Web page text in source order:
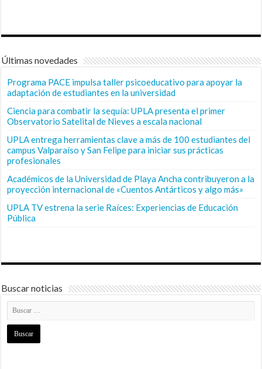
Últimas novedades
Programa PACE impulsa taller psicoeducativo para apoyar la
adaptación de estudiantes en la universidad
Ciencia para combatir la sequía: UPLA presenta el primer
Observatorio Satelital de Nieves a escala nacional
UPLA entrega herramientas clave a más de 100 estudiantes del
campus Valparaíso y San Felipe para iniciar sus prácticas
profesionales
Académicos de la Universidad de Playa Ancha contribuyeron a la
proyección internacional de «Cuentos Antárticos y algo más»
UPLA TV estrena la serie Raíces: Experiencias de Educación
Pública
Buscar noticias